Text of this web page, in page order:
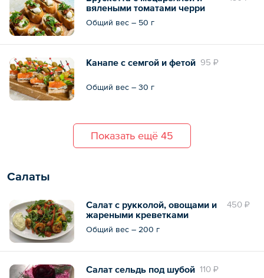
вялеными томатами черри
Общий вес – 50 г
95 ₽
Канапе с семгой и фетой
Общий вес – 30 г
Показать ещё 45
Салаты
450 ₽
Салат с рукколой, овощами и
жареными креветками
Общий вес – 200 г
110 ₽
Салат сельдь под шубой